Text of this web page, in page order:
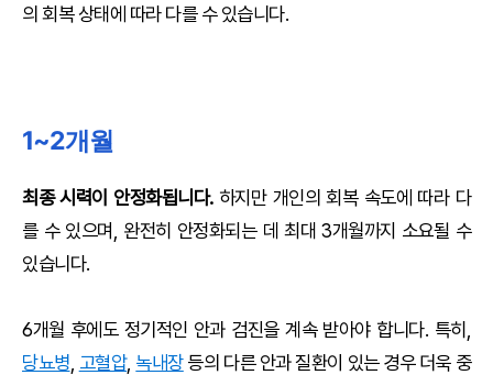
의 회복 상태에 따라 다를 수 있습니다.
1~2개월
최종 시력이 안정화됩니다. 하지만 개인의 회복 속도에 따라 다
를 수 있으며, 완전히 안정화되는 데 최대 3개월까지 소요될 수
있습니다.
6개월 후에도 정기적인 안과 검진을 계속 받아야 합니다. 특히,
당뇨병 고혈압, 녹내장등의 다른 안과 질환이 있는 경우 더욱 중